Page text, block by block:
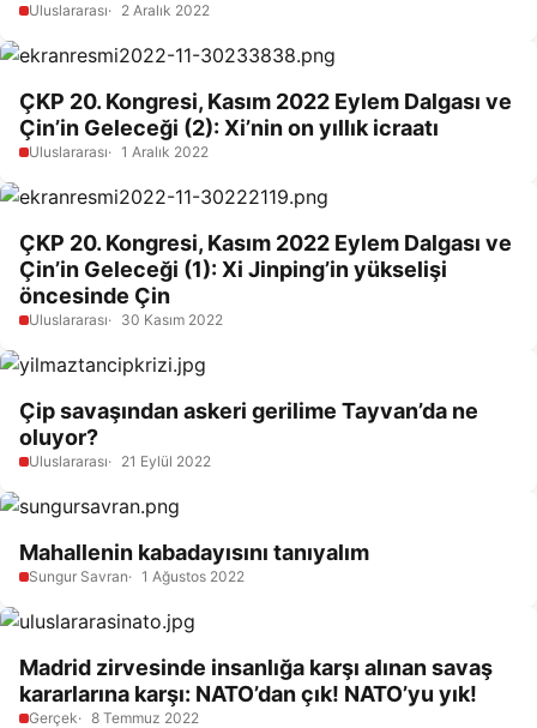
Uluslararası 2 Aralık 2022
ÇKP 20. Kongresi, Kasım 2022 Eylem Dalgası ve
Çin’in Geleceği (2): Xi’nin on yıllık icraatı
Uluslararası 1 Aralık 2022
ÇKP 20. Kongresi, Kasım 2022 Eylem Dalgası ve
Çin’in Geleceği (1): Xi Jinping’in yükselişi
öncesinde Çin
Uluslararası 30 Kasım 2022
Çip savaşından askeri gerilime Tayvan’da ne
oluyor?
Uluslararası 21 Eylül 2022
Mahallenin kabadayısını tanıyalım
Sungur Savran 1 Ağustos 2022
Madrid zirvesinde insanlığa karşı alınan savaş
kararlarına karşı: NATO’dan çık! NATO’yu yık!
Gerçek 8 Temmuz 2022